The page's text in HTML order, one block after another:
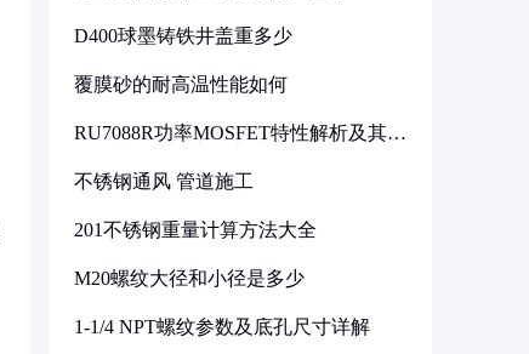
D400球墨铸铁井盖重多少
覆膜砂的耐高温性能如何
RU7088R功率MOSFET特性解析及其在
不锈钢通风 管道施工
201不锈钢重量计算方法大全
M20螺纹大径和小径是多少
1-1/4 NPT螺纹参数及底孔尺寸详解